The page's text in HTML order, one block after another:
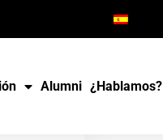
Alumni ¿Hablamos?